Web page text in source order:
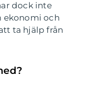
dock inte
ekonomi och
ta hjälp från